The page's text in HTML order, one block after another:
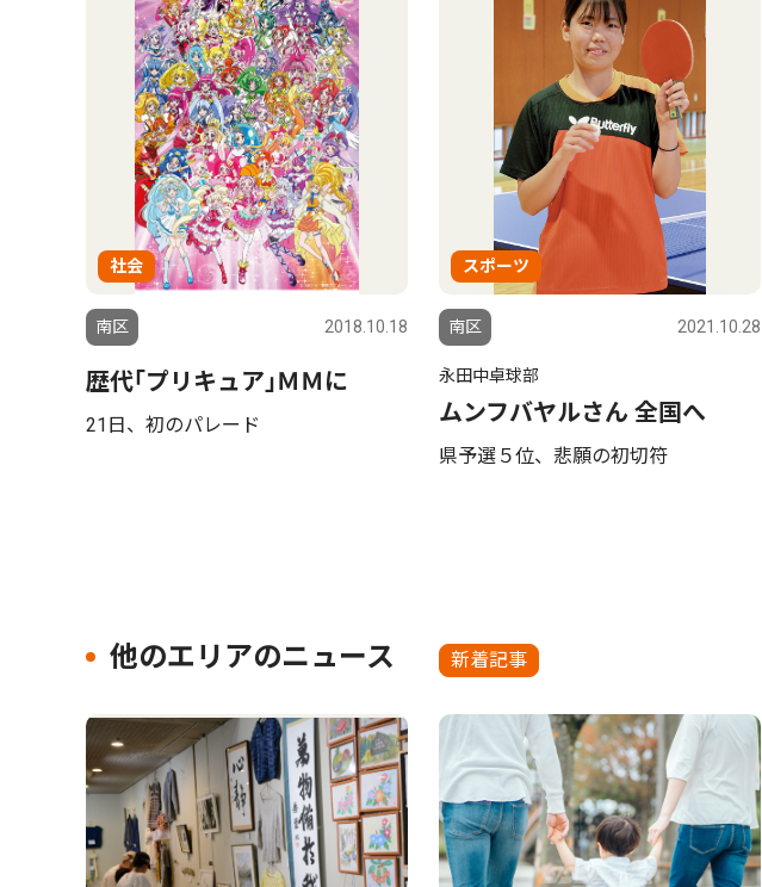
社会
南区 2018.10.18
歴代｢プリキュア｣ＭＭに
21日、初のパレード
スポーツ
南区 2021.10.28
永田中卓球部
ムンフバヤルさん 全国へ
県予選５位、悲願の初切符
他のエリアのニュース 新着記事